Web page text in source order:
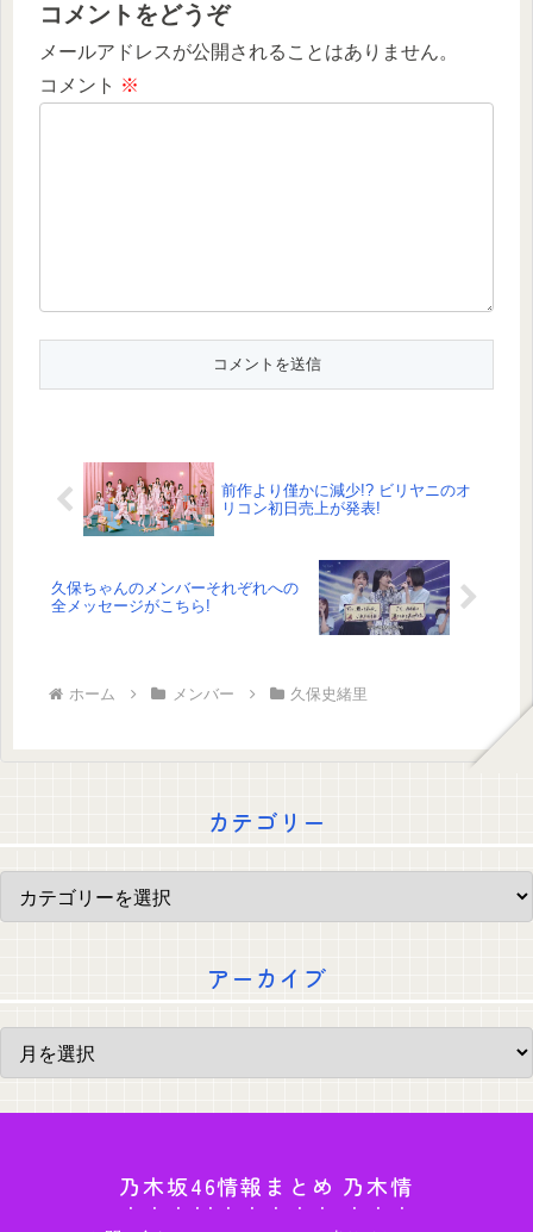
コメントをどうぞ
メールアドレスが公開されることはありません。
コメント ※
前作より僅かに減少!? ビリヤニのオ
リコン初日売上が発表!
久保ちゃんのメンバーそれぞれへの
全メッセージがこちら!
ホーム メンバー 久保史緒里
カテゴリー
アーカイブ
乃木坂46情報まとめ 乃木情